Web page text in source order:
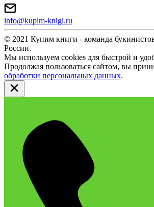
info@kupim-knigi.ru
© 2021 Купим книги - команда
России.
Мы используем cookies для быстрой и
Продолжая пользоваться сайтом, вы
обработки персональных данных.